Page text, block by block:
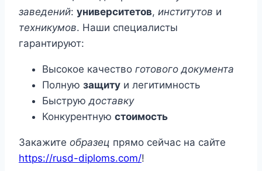
заведений: университетов, институтов и
техникумов. Наши специалисты
гарантируют:
Высокое качество готового документа
Полную защиту и легитимность
Быструюдоставку
Конкурентную стоимость
Закажите образец прямо сейчас на сайте
https://rusd-diploms.com/!